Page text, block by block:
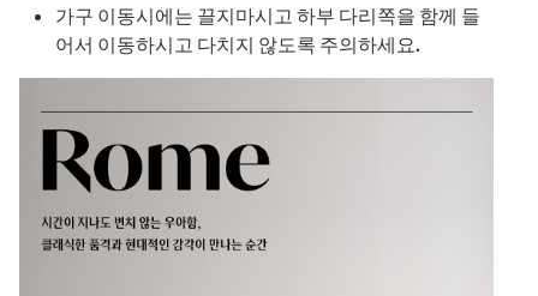
가구 이동시에는 끌지마시고 하부 다리쪽을 함께 들
어서 이동하시고 다치지 않도록 주의하세요.